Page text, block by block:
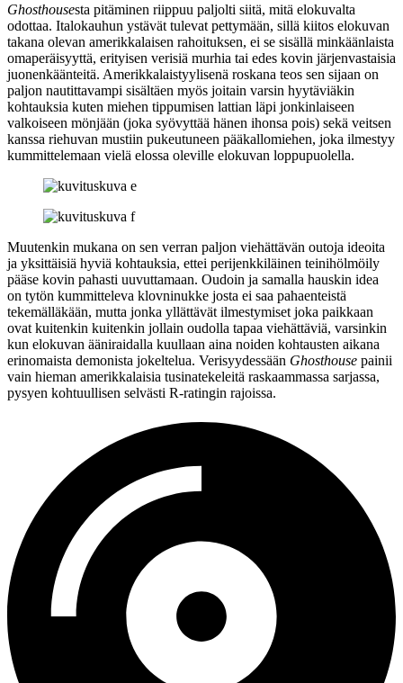
Ghosthousesta pitäminen riippuu paljolti siitä, mitä elokuvalta
odottaa. Italokauhun ystävät tulevat pettymään, sillä kiitos elokuvan
takana olevan amerikkalaisen rahoituksen, ei se sisällä minkäänlaista
omaperäisyyttä, erityisen verisiä murhia tai edes kovin järjenvastaisia
juonenkäänteitä. Amerikkalaistyylisenä roskana teos sen sijaan on
paljon nautittavampi sisältäen myös joitain varsin hyytäviäkin
kohtauksia kuten miehen tippumisen lattian läpi jonkinlaiseen
valkoiseen mönjään (joka syövyttää hänen ihonsa pois) sekä veitsen
kanssa riehuvan mustiin pukeutuneen pääkallomiehen, joka ilmestyy
kummittelemaan vielä elossa oleville elokuvan loppupuolella.
Muutenkin mukana on sen verran paljon viehättävän outoja ideoita
ja yksittäisiä hyviä kohtauksia, ettei perijenkkiläinen teinihölmöily
pääse kovin pahasti uuvuttamaan. Oudoin ja samalla hauskin idea
on tytön kummitteleva klovninukke josta ei saa pahaenteistä
tekemälläkään, mutta jonka yllättävät ilmestymiset joka paikkaan
ovat kuitenkin kuitenkin jollain oudolla tapaa viehättäviä, varsinkin
kun elokuvan ääniraidalla kuullaan aina noiden kohtausten aikana
erinomaista demonista jokeltelua. Verisyydessään Ghosthouse painii
vain hieman amerikkalaisia tusinatekeleitä raskaammassa sarjassa,
pysyen kohtuullisen selvästi R‑ratingin rajoissa.